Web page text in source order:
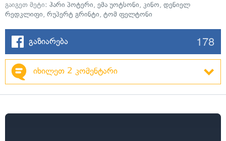
გაიგეთ მეტი: ჰარი პოტერი, ემა უოტსონი, კინო, დენიელ
რედკლიფი, რუპერტ გრინტი, ტომ ფელტონი
გაზიარება 178
იხილეთ 2 კომენტარი